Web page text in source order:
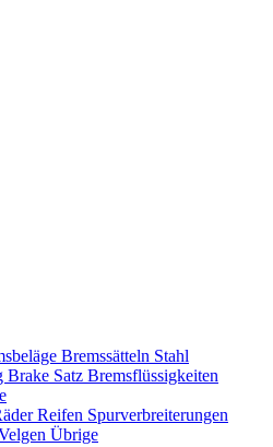
Bremssätteln Stahl
Brake Satz Bremsflüssigkeiten
Reifen Spurverbreiterungen
Übrige